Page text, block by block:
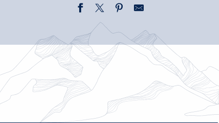
LES THERMES E LE SUE ATTIVITÀ
MODELLAZIONE, BENESSERE E
TRATTAMENTI ESTETICI